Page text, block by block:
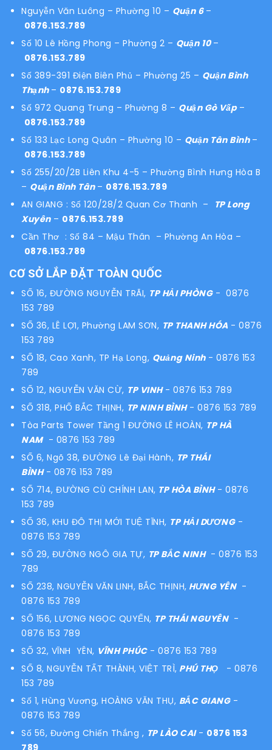
Nguyễn Văn Luông – Phường 10 – Quận 6 –
0876.153.789
Số 10 Lê Hồng Phong – Phường 2 – Quận 10 –
0876.153.789
Số 389-391 Điện Biên Phủ – Phường 25 – Quận Bình
Thạnh – 0876.153.789
Số 972 Quang Trung – Phường 8 – Quận Gò Vấp –
0876.153.789
Số 133 Lạc Long Quân – Phường 10 – Quận Tân Bình –
0876.153.789
Số 255/20/2B Liên Khu 4-5 – Phường Bình Hưng Hòa B
– Quận Bình Tân – 0876.153.789
AN GIANG : Số 120/28/2 Quan Cơ Thanh –
TP Long
Xuyên– 0876.153.789
Cần Thơ : Số 84 – Mậu Thân – Phường An Hòa –
0876.153.789
CƠ SỞ LẮP ĐẶT TOÀN QUỐC
SỐ 16, ĐƯỜNG NGUYỄN TRÃI, TP HẢI PHÒNG- 0876
153 789
SỐ 36, LÊ LỢI, Phường LAM SƠN, TP THANH HÓA - 0876
153 789
SỐ 18, Cao Xanh, TP Hạ Long, Quảng Ninh- 0876 153
789
SỐ 12, NGUYỄN VĂN CỪ, TP VINH- 0876 153 789
SỐ 318, PHỐ BẮC THỊNH, TP NINH BÌNH- 0876 153 789
Tòa Parts Tower Tầng 1 ĐƯỜNG LÊ HOÀN, TP HÀ
NAM - 0876 153 789
SỐ 6, Ngõ 38, ĐƯỜNG Lê Đại Hành, TP THÁI
BÌNH- 0876 153 789
SỐ 714, ĐƯỜNG CÙ CHÍNH LAN, TP HÒA BÌNH- 0876
153 789
SỐ 36, KHU ĐÔ THỊ MỚI TUỆ TĨNH, TP HẢI DƯƠNG-
0876 153 789
SỐ 29, ĐƯỜNG NGÔ GIA TỰ, TP BẮC NINH- 0876 153
789
SỐ 238, NGUYỄN VĂN LINH, BẮC THỊNH, HƯNG YÊN-
0876 153 789
SỐ 156, LƯƠNG NGỌC QUYẾN, TP THÁI NGUYÊN-
0876 153 789
SỐ 32, VĨNH YÊN, VĨNH PHÚC- 0876 153 789
SỐ 8, NGUYỄN TẤT THÀNH, VIỆT TRÌ, PHÚ THỌ - 0876
153 789
Số 1, Hùng Vương, HOÀNG VĂN THỤ, BẮC GIANG-
0876 153 789
Số 56, Đường Chiến Thắng , TP LÀO CAI- 0876 153